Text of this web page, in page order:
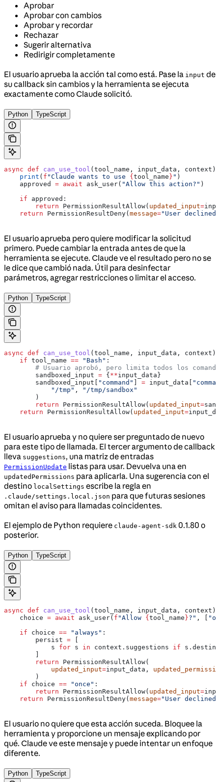
Aprobar
Aprobar con cambios
Aprobar y recordar
Rechazar
Sugerir alternativa
Redirigir completamente
El usuario aprueba la acción tal como está. Pase la input de
su callback sin cambios y la herramienta se ejecuta
exactamente como Claude solicitó.
Python TypeScript
async def can_use_tool ( tool_name , input_data , context ):
    print
( f "Claude wants to use { tool_name } " )
    approved
= await ask_user( "Allow this action?" )
    if
approved:
        return
PermissionResultAllow( updated_input=
    return
PermissionResultDeny( message="User declined"
El usuario aprueba pero quiere modificar la solicitud
primero. Puede cambiar la entrada antes de que la
herramienta se ejecute. Claude ve el resultado pero no se
le dice que cambió nada. Útil para desinfectar
parámetros, agregar restricciones o limitar el acceso.
Python TypeScript
async def can_use_tool ( tool_name , input_data , context ):
    if
tool_name == "Bash" :
# Usuario aprobó, pero limita todos los
        sandboxed_input
= { **input_data}
        sandboxed_input[
"command" = input_data[
            "/tmp"
,
"/tmp/sandbox"
        )
        return
PermissionResultAllow( updated_input=
    return
PermissionResultAllow( updated_input=
El usuario aprueba y no quiere ser preguntado de nuevo
para este tipo de llamada. El tercer argumento de callback
lleva suggestions, una matriz de entradas
PermissionUpdate listas para usar. Devuelva una en
updatedPermissions para aplicarla. Una sugerencia con el
destino localSettings escribe la regla en
.claude/settings.local.json para que futuras sesiones
omitan el aviso para llamadas coincidentes.
El ejemplo de Python requiere claude-agent-sdk 0.1.80 o
posterior.
Python TypeScript
async def can_use_tool ( tool_name , input_data , context ):
    choice
= await ask_user( f "Allow { tool_name }?" , [
    if
choice == "always" :
        persist
=
            s
for s in context.suggestions if
        return
PermissionResultAllow(
            updated_input
=input_data,
        )
    if
choice == "once" :
        return
PermissionResultAllow( updated_input=
    return
PermissionResultDeny( message="User declined"
El usuario no quiere que esta acción suceda. Bloquee la
herramienta y proporcione un mensaje explicando por
qué. Claude ve este mensaje y puede intentar un enfoque
diferente.
Python TypeScript